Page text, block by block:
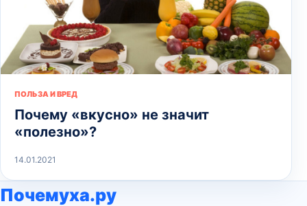
ПОЛЬЗА И ВРЕД
Почему «вкусно» не значит
«полезно»?
14.01.2021
Почемуха.ру